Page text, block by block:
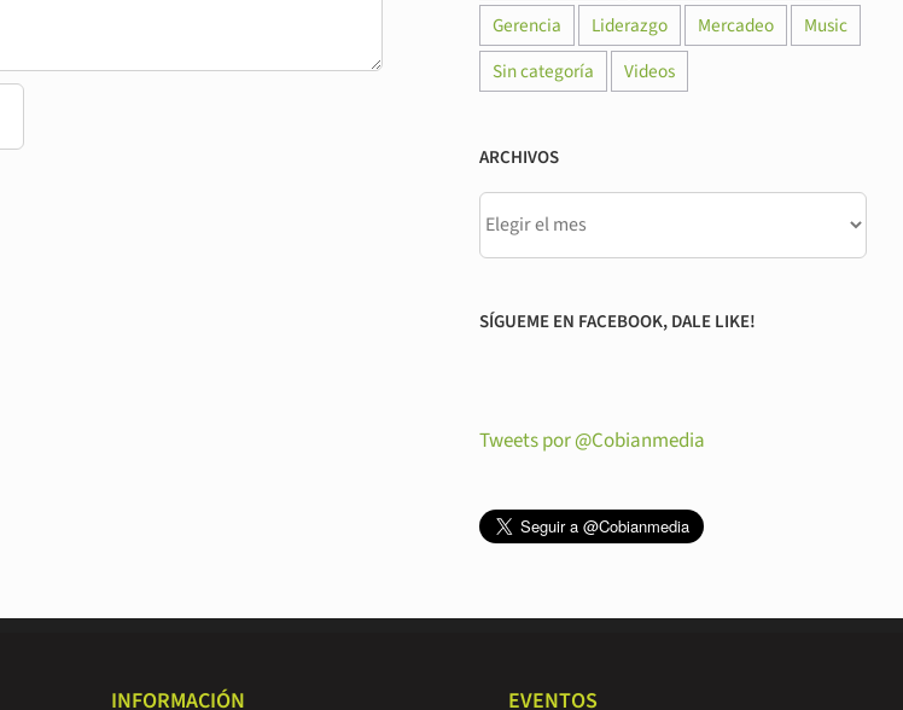
Gerencia
Liderazgo Mercadeo
Music
Sin categoría
Videos
ARCHIVOS
SÍGUEME EN FACEBOOK, DALE LIKE!
Tweets por @Cobianmedia
INFORMACIÓN EVENTOS